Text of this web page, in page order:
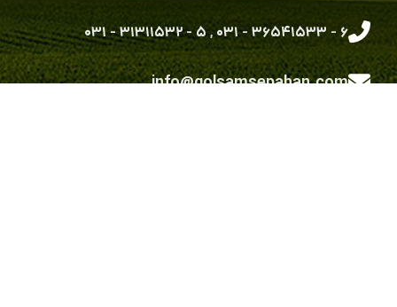
۶ - ۳۶۵۴۱۵۳۳ - ۰۳۱ ,۵ - ۳۱۳۱۱۵۳۲ - ۰۳۱
info@golsamsepahan.com